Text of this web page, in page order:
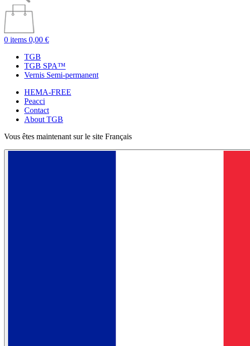
0 items 0,00 €
TGB
TGB SPA™
Vernis Semi-permanent
HEMA-FREE
Peacci
Contact
About TGB
Vous êtes maintenant sur le site Français